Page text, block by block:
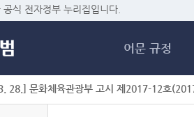
식 전자정부 누리집입니다.
어문 규정
28.] 문화체육관광부 고시 제2017-12호